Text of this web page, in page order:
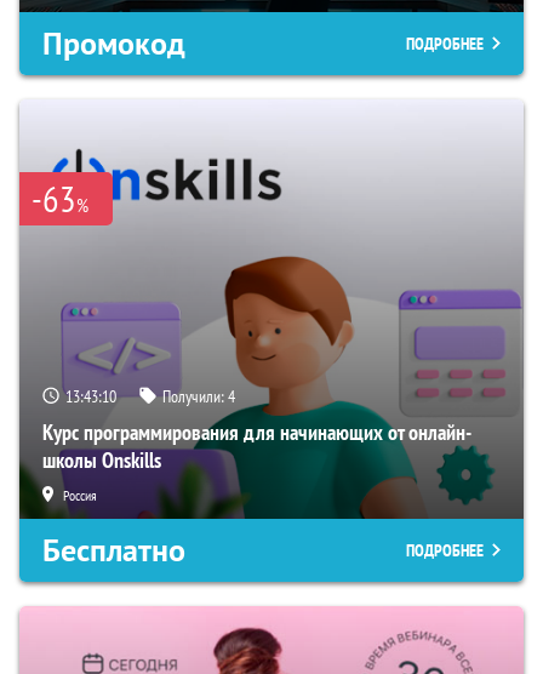
Промокод ПОДРОБНЕЕ
-63%
13:43:09 Получили:4
Курс программирования для начинающих от онлайн-
школы Onskills
Россия
Бесплатно ПОДРОБНЕЕ